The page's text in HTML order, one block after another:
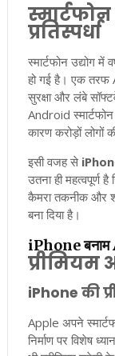
प्रतिस्पर्धा
स्मार्टफोन उद्योग
हो गई है। एक तरफ
सुरक्षा और लंबे
Android
कारण करोड़ों लोगों
इसी वजह से
उतना ही महत्वपूर्ण
कैमरा तकनीक और
बना दिया है।
iPhone
iPhone की
Apple अपने
निर्माण पर विशेष